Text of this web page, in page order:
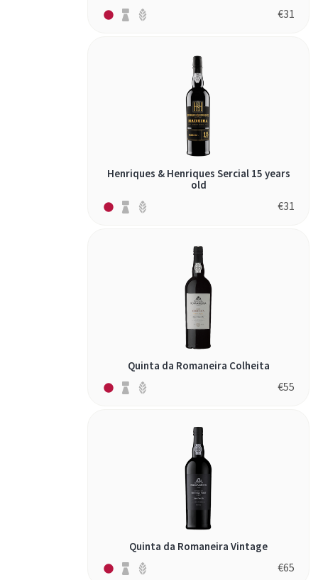
€31
Henriques & Henriques Sercial 15 years
old
€31
Quinta da Romaneira Colheita
€55
Quinta da Romaneira Vintage
€65